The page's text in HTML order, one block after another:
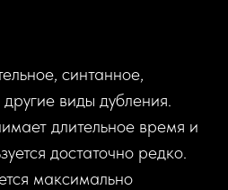
синтанное,
виды дубления.
длительное время и
достаточно редко.
максимально